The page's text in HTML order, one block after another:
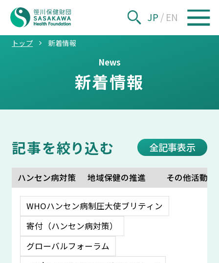
JP / EN
トップ 新着情報
News
新着情報
記事を絞り込む 全記事表示
ハンセン病対策 地域保健の推進 その他活動
WHOハンセン病制圧大使ブリティン
寄付（ハンセン病対策）
グローバルフォーラム